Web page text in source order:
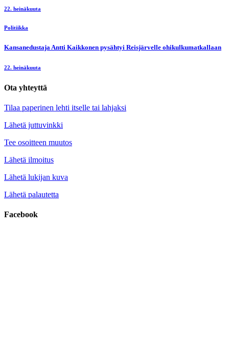
22. heinäkuuta
Politiikka
Kansanedustaja Antti Kaikkonen pysähtyi Reisjärvelle ohikulkumatkallaan
22. heinäkuuta
Ota yhteyttä
Tilaa paperinen lehti itselle tai lahjaksi
Lähetä juttuvinkki
Tee osoitteen muutos
Lähetä ilmoitus
Lähetä lukijan kuva
Lähetä palautetta
Facebook